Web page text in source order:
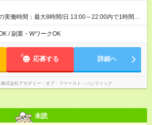
実働時間：最大8時間/日 13:00～22:00内で1時間以
✨基本的に曜日固定 ✨勤務開始日は
時間バイト ＃平日のみOK ＃曜日
/ 副業・WワークOK
応募する 詳細へ
株式会社アカデミー・オブ・ファースト・パシフィック
未読